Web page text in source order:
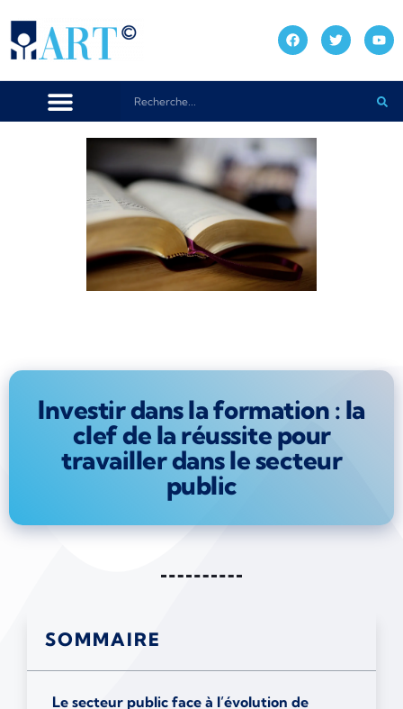
Investir dans la formation : la
clef de la réussite pour
travailler dans le secteur
public
SOMMAIRE
Le secteur public face à l’évolution de